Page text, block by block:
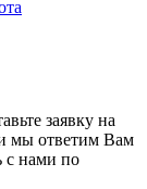
заявку на
мы ответим Вам
с нами по